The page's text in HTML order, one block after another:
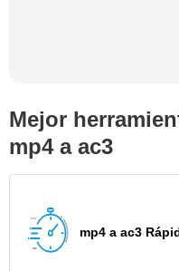
Mejor
mp4 a ac3
mp4 a ac3